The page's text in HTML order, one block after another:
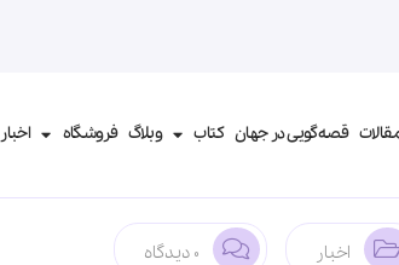
قصه‌گویی در جهان کتاب‌ وبلاگ فروشگاه اخبار
اخبار 0 دیدگاه